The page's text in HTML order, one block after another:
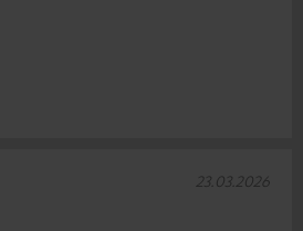
23.03.2026